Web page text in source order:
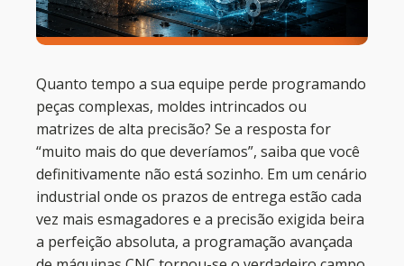
Quanto tempo a sua equipe perde programando
peças complexas, moldes intrincados ou
matrizes de alta precisão? Se a resposta for
“muito mais do que deveríamos”, saiba que você
definitivamente não está sozinho. Em um cenário
industrial onde os prazos de entrega estão cada
vez mais esmagadores e a precisão exigida beira
a perfeição absoluta, a programação avançada